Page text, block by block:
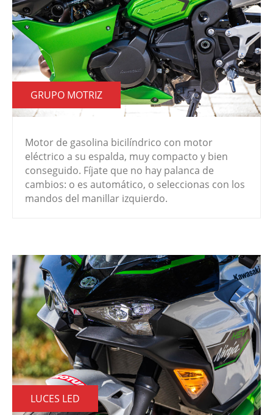
GRUPO MOTRIZ
Motor de gasolina bicilíndrico con motor
eléctrico a su espalda, muy compacto y bien
conseguido. Fíjate que no hay palanca de
cambios: o es automático, o seleccionas con los
mandos del manillar izquierdo.
LUCES LED